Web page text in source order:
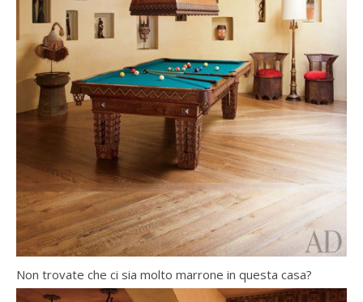
Non trovate che ci sia molto marrone in questa casa?